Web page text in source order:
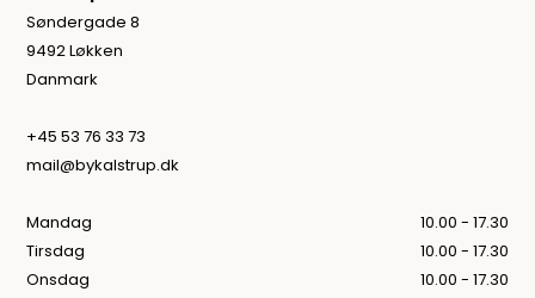
Søndergade 8
9492 Løkken
Danmark
+45 53 76 33 73
mail@bykalstrup.dk
Mandag
10.00 - 17.30
Tirsdag
10.00 - 17.30
Onsdag
10.00 - 17.30